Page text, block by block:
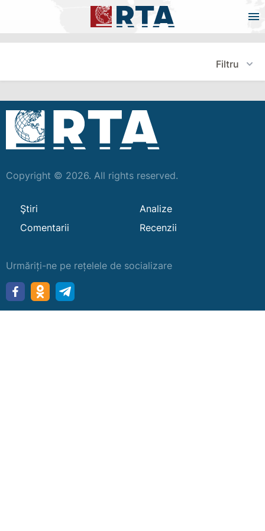
Filtru
Copyright © 2026. All rights reserved.
Ştiri
Analize
Comentarii
Recenzii
Urmăriți-ne pe rețelele de socializare